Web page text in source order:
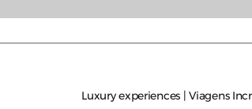
Luxury experiences | Viagens